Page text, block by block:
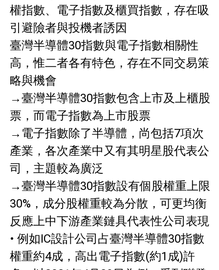
權指數、電子指數及櫃買指數，存在吸
引避險者與投機者誘因
臺灣半導體30指數與電子指數相關性
高，惟二者各有特色，存在不同交易策
略與機會
→臺灣半導體30指數包含上市及上櫃股
票，而電子指數為上市股票
→電子指數除了半導體，尚包括7項次
產業，各次產業中又有其明星股代表公
司，主題較為廣泛
→臺灣半導體30指數設有個股權重上限
30%，成分股權重較為分散，可更均衡
反應上中下游產業鏈具代表性公司表現
• 例如IC設計公司占臺灣半導體30指數
權重約4成，高出電子指數(約1成)許